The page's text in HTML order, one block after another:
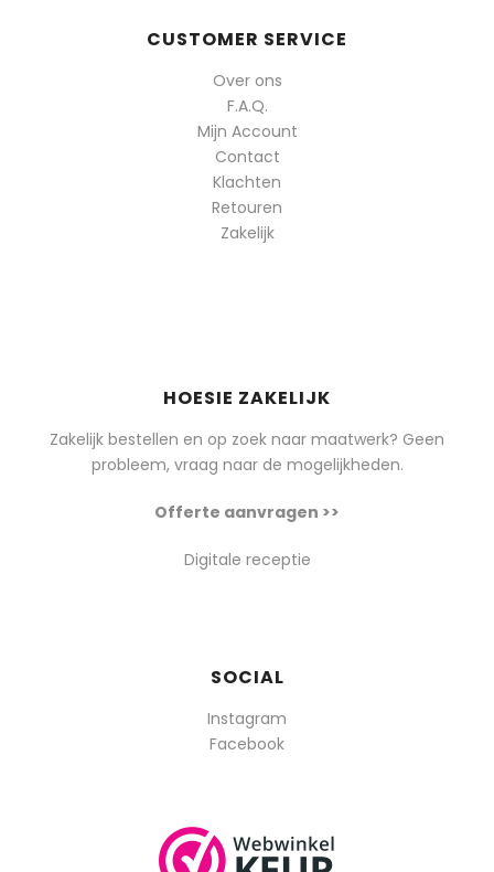
CUSTOMER SERVICE
Over ons
F.A.Q.
Mijn Account
Contact
Klachten
Retouren
Zakelijk
HOESIE ZAKELIJK
Zakelijk bestellen en op zoek naar maatwerk? Geen
probleem, vraag naar de mogelijkheden.
Offerte aanvragen >>
Digitale receptie
SOCIAL
Instagram
Facebook